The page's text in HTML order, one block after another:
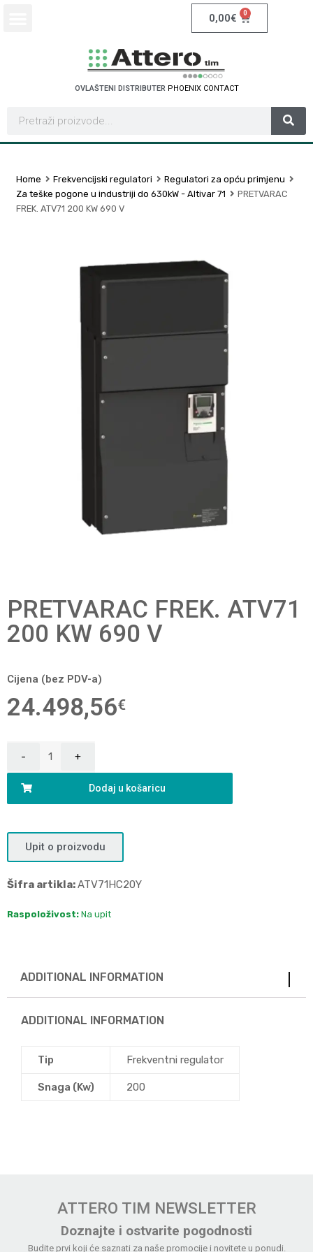
0,00€ 0
OVLAŠTENI DISTRIBUTER PHOENIX CONTACT
Home Frekvencijski regulatori
Regulatori za opću primjenu
Za teške pogone u industriji do 630kW - Altivar 71
PRETVARAC
FREK. ATV71 200 KW 690 V
PRETVARAC FREK. ATV71
200 KW 690 V
Cijena (bez PDV-a)
24.498,56€
Dodaj u košaricu
Upit o proizvodu
Šifra artikla:ATV71HC20Y
Raspoloživost: Na upit
ADDITIONAL INFORMATION
ADDITIONAL INFORMATION
Tip Frekventni regulator
Snaga (Kw) 200
ATTERO TIM NEWSLETTER
Doznajte i ostvarite pogodnosti
Budite prvi koji će saznati za naše promocije i novitete u ponudi.